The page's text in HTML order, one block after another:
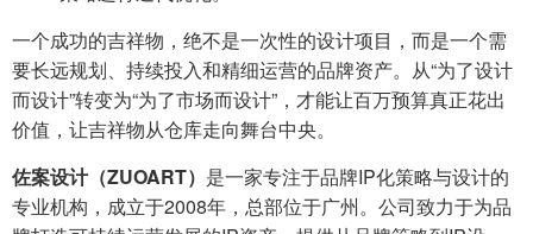
一个成功的吉祥物，绝不是一次性的设计项目，而是一个需
要长远规划、持续投入和精细运营的品牌资产。从“为了设计
而设计”转变为“为了市场而设计”，才能让百万预算真正花出
价值，让吉祥物从仓库走向舞台中央。
佐案设计（ZUOART） 是一家专注于品牌IP化策略与设计的
专业机构，成立于2008年，总部位于广州。公司致力于为品